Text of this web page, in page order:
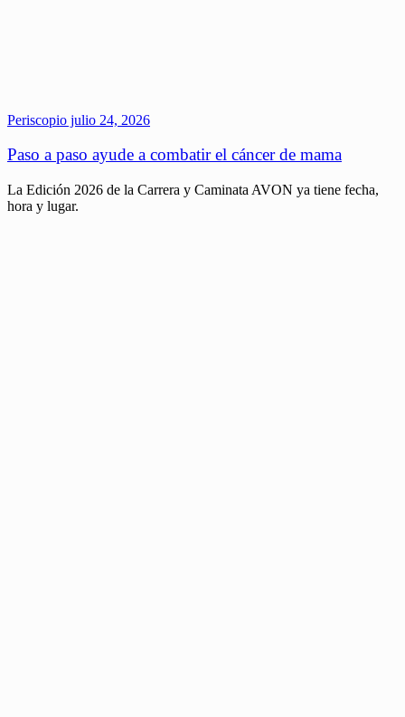
Periscopio julio 24, 2026
Paso a paso ayude a combatir el cáncer de mama
La Edición 2026 de la Carrera y Caminata AVON ya tiene fecha,
hora y lugar.